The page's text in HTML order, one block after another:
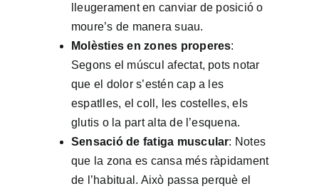
lleugerament en canviar de posició o
moure’s de manera suau.
Molèsties en zones properes:
Segons el múscul afectat, pots notar
que el dolor s’estén cap a les
espatlles, el coll, les costelles, els
glutis o la part alta de l’esquena.
Sensació de fatiga muscular: Notes
que la zona es cansa més ràpidament
de l’habitual. Això passa perquè el